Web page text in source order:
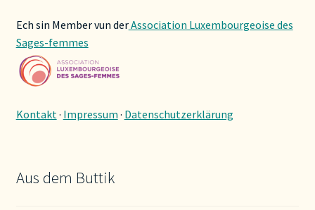
Ech sin Member vun derAssociation Luxembourgeoise des
Sages-femmes
Kontakt · Impressum · Datenschutzerklärung
Aus dem Buttik